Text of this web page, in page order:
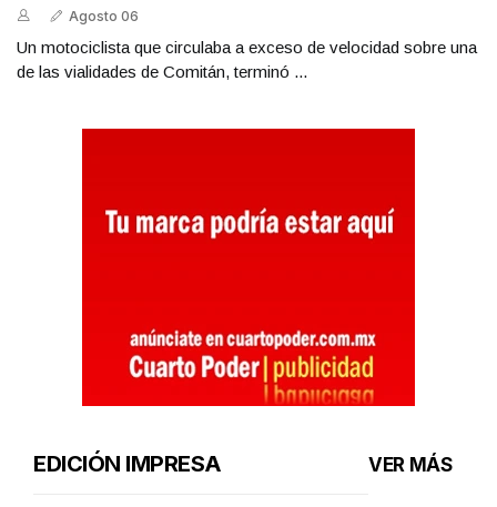
Agosto 06
Un motociclista que circulaba a exceso de velocidad sobre una
de las vialidades de Comitán, terminó ...
EDICIÓN IMPRESA VER MÁS